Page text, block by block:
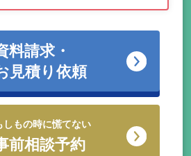
料請求・
見積り依頼
しもの時に慌てない
前相談予約